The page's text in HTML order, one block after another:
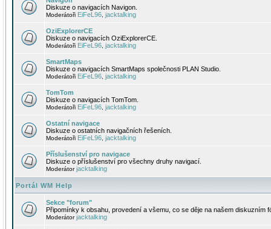
Diskuze o navigacích Navigon.
Moderátoři EiFeL96 jacktalking
OziExplorerCE
Diskuze o navigacích OziExplorerCE.
Moderátoři EiFeL96 jacktalking
SmartMaps
Diskuze o navigacích SmartMaps společnosti PLAN Studio.
Moderátoři EiFeL96 jacktalking
TomTom
Diskuze o navigacích TomTom.
Moderátoři EiFeL96 jacktalking
Ostatní navigace
Diskuze o ostatních navigačních řešeních.
Moderátoři EiFeL96 jacktalking
Příslušenství pro navigace
Diskuze o příslušenství pro všechny druhy navigací.
Moderátorjacktalking
Portál WM Help
Sekce "forum"
Připomínky k obsahu, provedení a všemu, co se děje na našem diskuzním
Moderátorjacktalking